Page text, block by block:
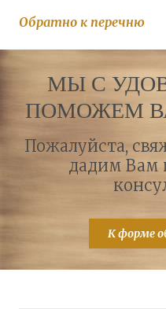
Обратно к перечню
МЫ С
ПОМОЖЕМ
Пожалуйста,
дадим Вам
К форме